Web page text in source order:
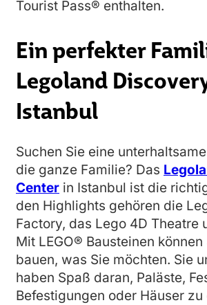
Tourist Pass® enthalten.
Ein perfekter
Legoland
Istanbul
Suchen Sie eine
die ganze Familie? Das
Center in Istanbul ist die
den Highlights gehören die
Factory, das Lego 4D Theatre
Mit LEGO® Bausteinen können
bauen, was Sie möchten. Sie
haben Spaß daran, Paläste,
Befestigungen oder Häuser zu